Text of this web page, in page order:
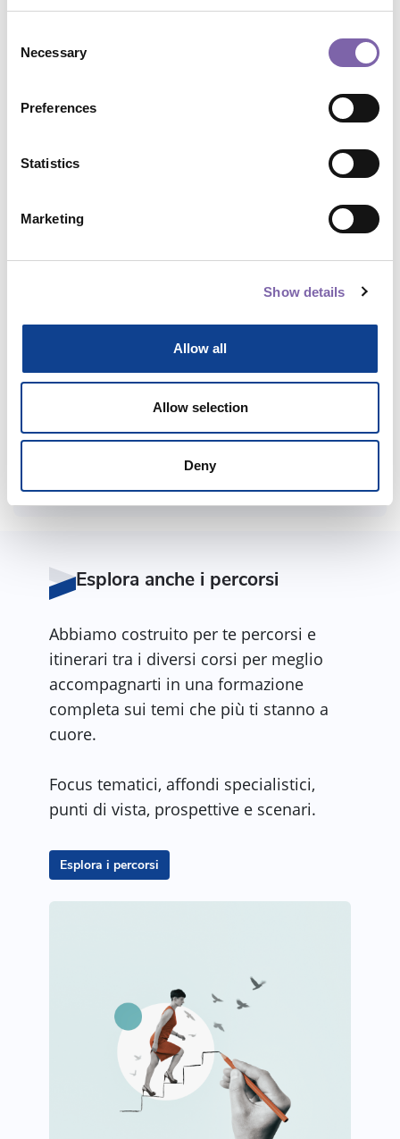
Selection
Necessary
Preferences
Statistics
Marketing
Show details
Allow all
Allow selection
Deny
Codice corso :CU11.5-8
Chi:Papi Francesca
Formato corso:
Programma:
Digitalizzazione e tecnologie per il
patrimonio, Studio, ricerca e approfondimenti
Banche dati e gestione della conoscenza, Banche dati,
Durata complessiva:3h
Esplora anche i percorsi
Abbiamo costruito per te percorsi e
itinerari tra i diversi corsi per meglio
accompagnarti in una formazione
completa sui temi che più ti stanno a
cuore.
Focus tematici, affondi specialistici,
punti di vista, prospettive e scenari.
Esplora i percorsi